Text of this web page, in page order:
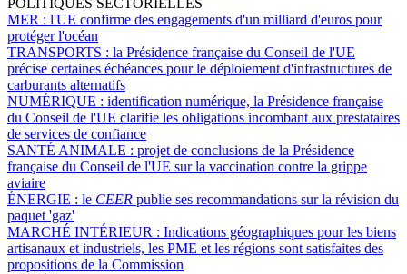
MER : l'UE confirme des engagements d'un milliard d'euros pour
protéger l'océan
TRANSPORTS : la Présidence française du Conseil de l'UE
précise certaines échéances pour le déploiement d'infrastructures de
carburants alternatifs
NUMÉRIQUE : identification numérique, la Présidence française
du Conseil de l'UE clarifie les obligations incombant aux prestataires
de services de confiance
SANTÉ ANIMALE : projet de conclusions de la Présidence
française du Conseil de l'UE sur la vaccination contre la grippe
aviaire
ÉNERGIE : le CEER publie ses recommandations sur la révision du
paquet 'gaz'
MARCHÉ INTÉRIEUR : Indications géographiques pour les biens
artisanaux et industriels, les PME et les régions sont satisfaites des
propositions de la Commission